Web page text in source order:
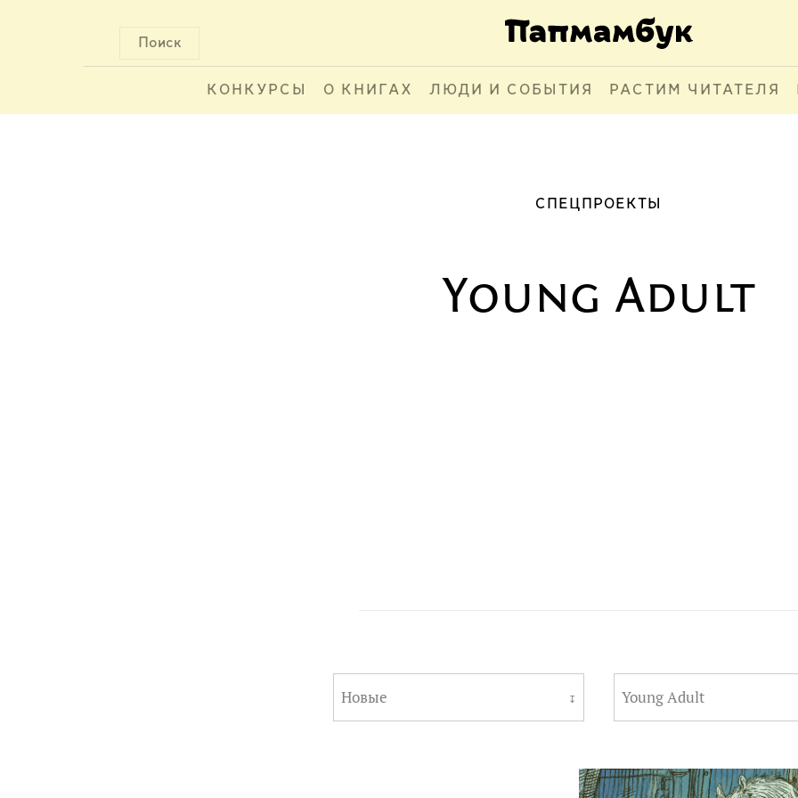
Поиск
КОНКУРСЫ О КНИГАХ ЛЮДИ И СОБЫТИЯ РАСТИМ ЧИТАТЕЛЯ
СПЕЦПРОЕКТЫ
Young Adult
Новые ↧ Young Adult